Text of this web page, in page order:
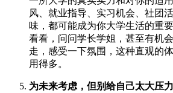
风、就业指导、实习机会、社团
味，都可能成为你大学生活的重
看看，问问学长学姐，甚至有机
走，感受一下氛围，这种直观的
用得多。
为未来考虑，但别给自己太大压力